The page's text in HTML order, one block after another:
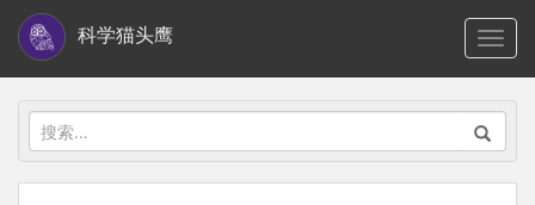
i
科学猫头鹰
搜
索：